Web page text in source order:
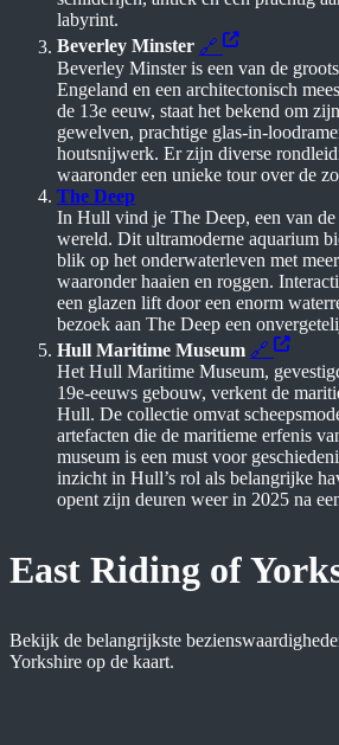
labyrint.
Beverley Minster 🔗
Beverley Minster is een van de
Engeland en een architectonisch
de 13e eeuw, staat het bekend om
gewelven, prachtige glas-in-
houtsnijwerk. Er zijn diverse
waaronder een unieke tour over de
The Deep
In Hull vind je The Deep, een van de
wereld. Dit ultramoderne aquarium
blik op het onderwaterleven met
waaronder haaien en roggen.
een glazen lift door een enorm
bezoek aan The Deep een
Hull Maritime Museum 🔗
Het Hull Maritime Museum,
19e-eeuws gebouw, verkent de
Hull. De collectie omvat
artefacten die de maritieme erfenis
museum is een must voor
inzicht in Hull’s rol als belangrijke
opent zijn deuren weer in 2025 na
East Riding of
Bekijk de belangrijkste
Yorkshire op de kaart.